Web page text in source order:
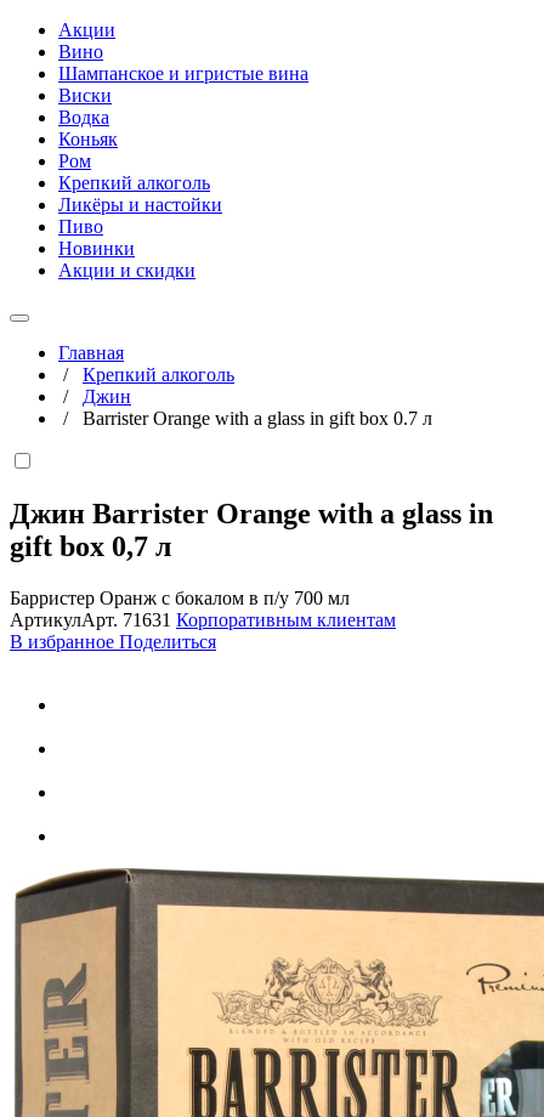
Акции
Вино
Шампанское и игристые вина
Виски
Водка
Коньяк
Ром
Крепкий алкоголь
Ликёры и настойки
Пиво
Новинки
Акции и скидки
Главная
/ Крепкий алкоголь
/ Джин
/ Barrister Orange with a glass in gift box 0.7 л
Джин Barrister Orange with a glass in
gift box 0,7 л
Барристер Оранж с бокалом в п/у 700 мл
АртикулАрт. 71631 Корпоративным клиентам
В избранное Поделиться